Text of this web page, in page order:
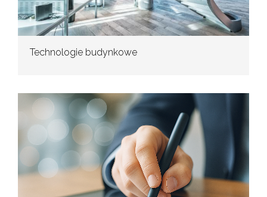
Technologie budynkowe